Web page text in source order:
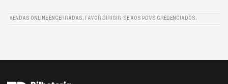
VENDAS ONLINE ENCERRADAS, FAVOR DIRIGIR-SE AOS PDVS CREDENCIADOS.